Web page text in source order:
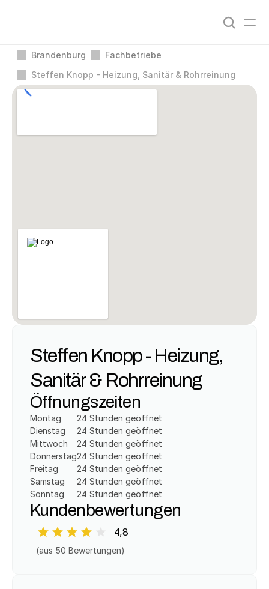
Brandenburg
Fachbetriebe
Steffen Knopp - Heizung, Sanitär & Rohrreinung
Steffen Knopp - Heizung,
Sanitär & Rohrreinung
Öffnungszeiten
Montag
Dienstag
Mittwoch
Donnerstag
Freitag
Samstag
Sonntag
24 Stunden geöffnet
24 Stunden geöffnet
24 Stunden geöffnet
24 Stunden geöffnet
24 Stunden geöffnet
24 Stunden geöffnet
24 Stunden geöffnet
Kundenbewertungen
4,8
(aus 50 Bewertungen)